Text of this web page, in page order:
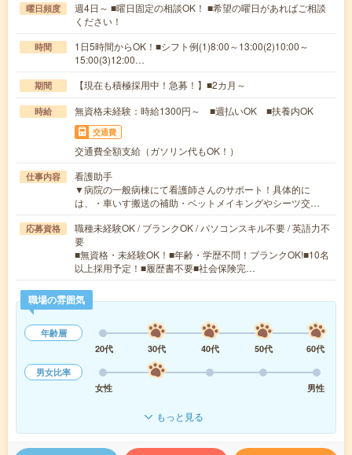
曜日頻度
週4日～ ■曜日固定の相談OK！ ■希望の曜日があればご相談
ください！
時間
1日5時間からOK！■シフト例(1)8:00～13:00(2)10:00～
15:00(3)12:00…
期間 【現在も積極採用中！急募！】■2カ月～
時給 無資格未経験：時給1300円～ ■週払いOK ■扶養内OK
交通費
交通費全額支給（ガソリン代もOK！）
仕事内容
看護助手
▼病院の一般病棟にて看護師さんのサポート！具体的に
は、・車いす搬送の補助・ベットメイキングやシーツ交…
応募資格
職種未経験OK / ブランクOK / パソコンスキル不要 / 英語力不
要
■無資格・未経験OK！■年齢・学歴不問！ブランクOK!■10名
以上採用予定！■履歴書不要■社会保険完…
職場の雰囲気
年齢層
20代
30代 40代 50代
60代
男女比率
女性
男性
もっと見る